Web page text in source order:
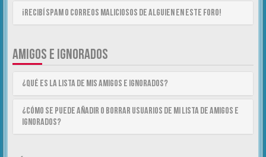
¡Recibí spam o correos maliciosos de alguien en este foro!
AMIGOS E IGNORADOS
¿Qué es la lista de Mis Amigos e Ignorados?
¿Cómo se puede añadir o borrar usuarios de mi lista de Amigos e
Ignorados?